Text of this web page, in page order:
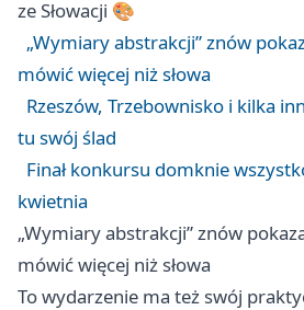
ze Słowacji 🎨
„Wymiary abstrakcji” znów
mówić więcej niż słowa
Rzeszów, Trzebownisko i kilka
tu swój ślad
Finał konkursu domknie
kwietnia
„Wymiary abstrakcji” znów
mówić więcej niż słowa
To wydarzenie ma też swój